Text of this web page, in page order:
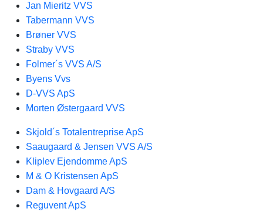
Jan Mieritz VVS
Tabermann VVS
Brøner VVS
Straby VVS
Folmer´s VVS A/S
Byens Vvs
D-VVS ApS
Morten ​​Østergaard VVS
Skjold´s Totalentreprise ApS
Saaugaard & Jensen VVS A/S
Kliplev Ejendomme ApS
M & O Kristensen ApS
Dam & Hovgaard A/S
Reguvent ApS